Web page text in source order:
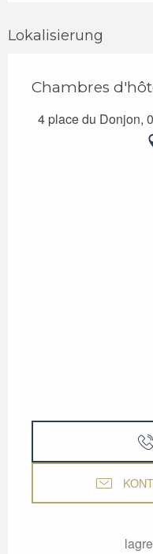
Lokalisierung
Chambres
4 place du Donjon,